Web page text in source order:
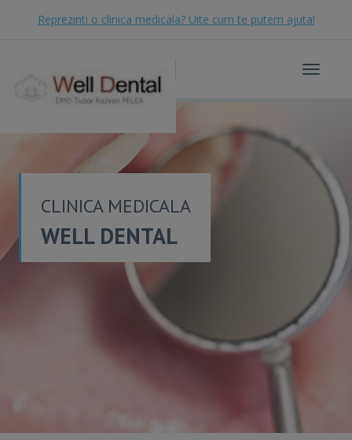
Reprezinti o clinica medicala? Uite cum te putem ajuta!
Toggle
CLINICA MEDICALA
WELL DENTAL